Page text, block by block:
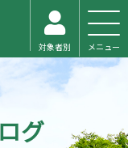
対象者別 メニュー
グ